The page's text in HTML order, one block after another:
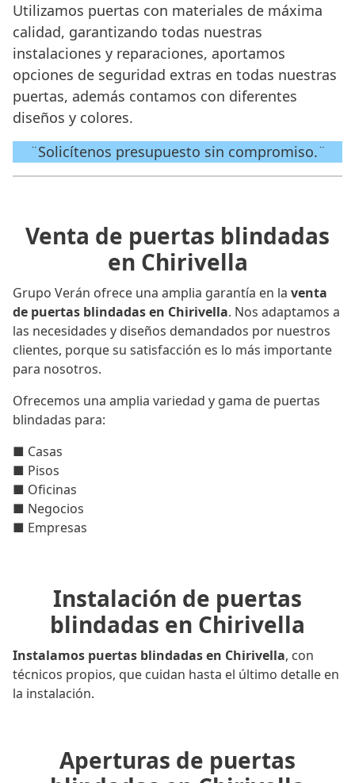
Utilizamos puertas con materiales de máxima
calidad, garantizando todas nuestras
instalaciones y reparaciones, aportamos
opciones de seguridad extras en todas nuestras
puertas, además contamos con diferentes
diseños y colores.
¨Solicítenos presupuesto sin compromiso.¨
Venta de puertas blindadas
en Chirivella
Grupo Verán ofrece una amplia garantía en la venta
de puertas blindadas en Chirivella. Nos adaptamos a
las necesidades y diseños demandados por nuestros
clientes, porque su satisfacción es lo más importante
para nosotros.
Ofrecemos una amplia variedad y gama de puertas
blindadas para:
■ Casas
■ Pisos
■ Oficinas
■ Negocios
■ Empresas
Instalación de puertas
blindadas en Chirivella
Instalamos puertas blindadas en Chirivella, con
técnicos propios, que cuidan hasta el último detalle en
la instalación.
Aperturas de puertas